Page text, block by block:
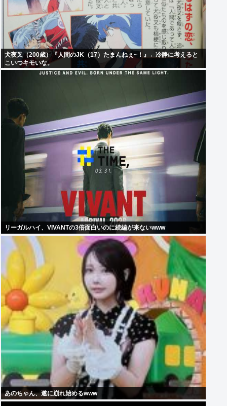
犬夜叉（200歳）『人間のJK（17）たまんねぇ~！』←冷静に考えると
こいつキモいな。
リーガルハイ、VIVANTの3倍面白いのに続編が来ないwww
あのちゃん、遂に崩れ始めるwww